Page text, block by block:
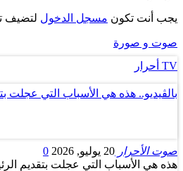
يجب أنت تكون مسجل الدخول لتضيف
صوت و صورة
TV أحرار
بالڤيديو.. هذه هي الأسباب التي عجلت
صوت الأحرار 20 يوليو, 2026
0
هذه هي الأسباب التي عجلت بتقديم